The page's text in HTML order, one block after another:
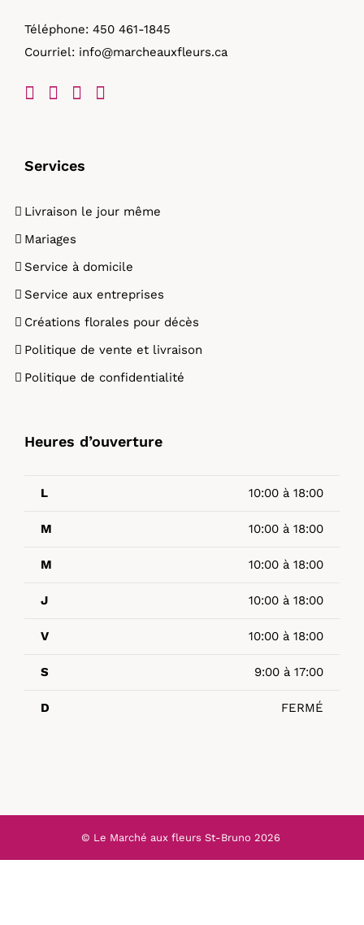
Téléphone: 450 461-1845
Courriel: info@marcheauxfleurs.ca
Services
Livraison le jour même
Mariages
Service à domicile
Service aux entreprises
Créations florales pour décès
Politique de vente et livraison
Politique de confidentialité
Heures d’ouverture
L 10:00 à 18:00
M 10:00 à 18:00
M 10:00 à 18:00
J 10:00 à 18:00
V 10:00 à 18:00
S 9:00 à 17:00
D FERMÉ
© Le Marché aux fleurs St-Bruno 2026